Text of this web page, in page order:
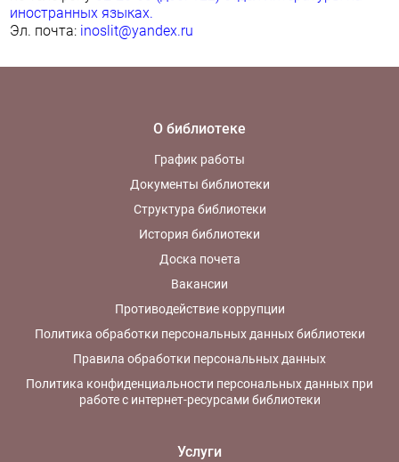
иностранных языках.
Эл. почта: inoslit@yandex.ru
О библиотеке
График работы
Документы библиотеки
Структура библиотеки
История библиотеки
Доска почета
Вакансии
Противодействие коррупции
Политика обработки персональных данных библиотеки
Правила обработки персональных данных
Политика конфиденциальности персональных данных при
работе с интернет-ресурсами библиотеки
Услуги